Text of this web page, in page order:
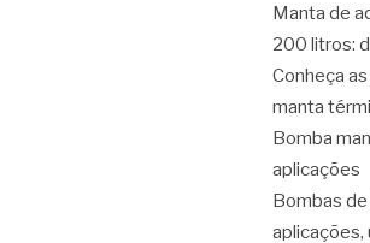
Manta de
200 litros:
Conheça
manta
Bomba
aplicações
Bombas
aplicações,